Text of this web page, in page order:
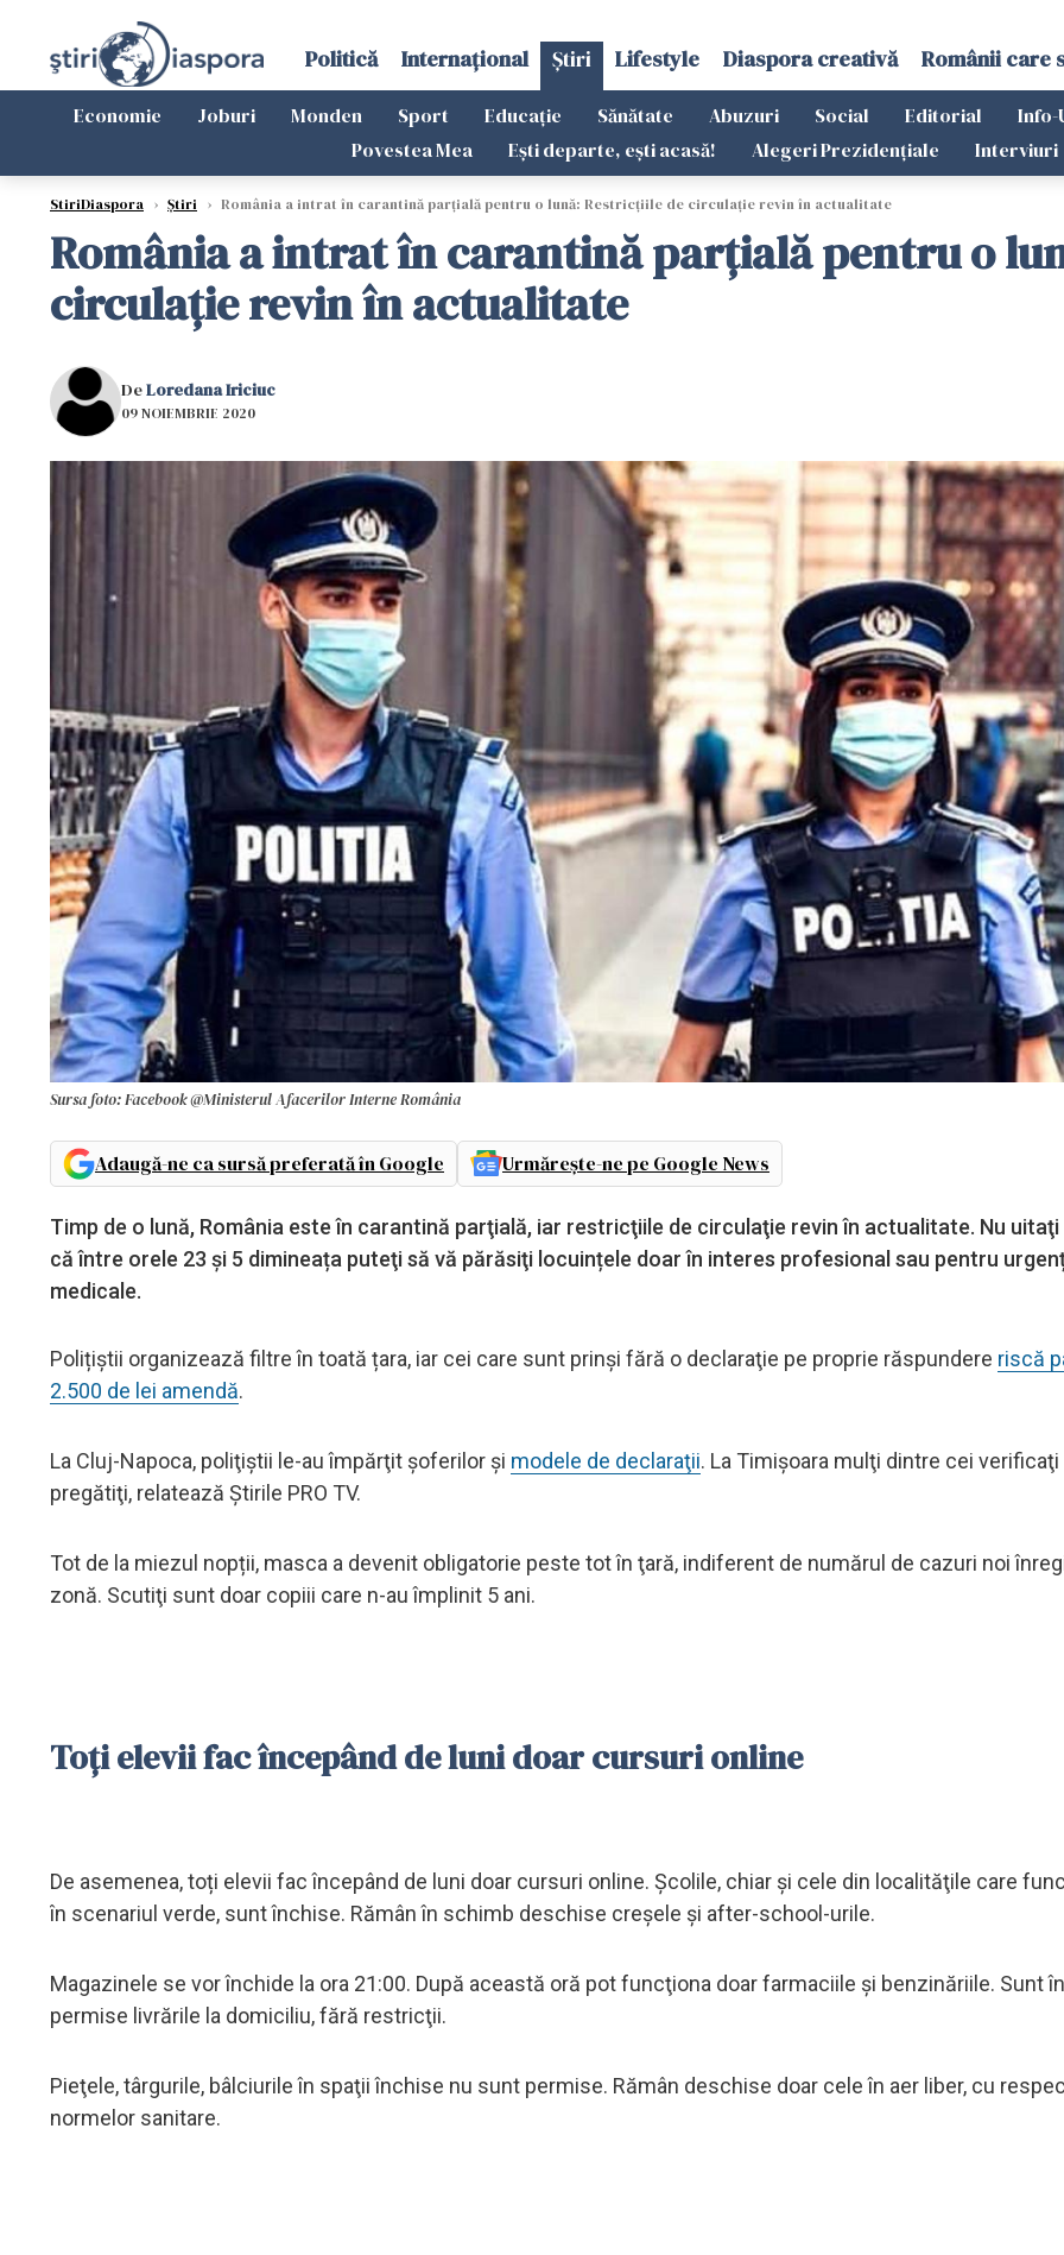
Politică Internațional Știri Lifestyle Diaspora creativă Românii care
Economie Joburi Monden Sport Educație Sănătate Abuzuri Social Editorial Info-
Povestea Mea
Ești departe, ești acasă! Alegeri Prezidențiale Interviuri
StiriDiaspora › Știri › România a intrat în carantină parțială pentru o lună: Restricţiile de circulaţie revin în actualitate
România a intrat în carantină parțială pentru o
circulaţie revin în actualitate
DeLoredana Iriciuc
09 NOIEMBRIE 2020
Sursa foto: Facebook @Ministerul Afacerilor Interne România
Adaugă-ne ca sursă preferată în Google Urmărește-ne pe Google News
Timp de o lună, România este în carantină parţială, iar restricţiile de circulaţie revin în actualitate. Nu uitaţi
că între orele 23 și 5 dimineața puteţi să vă părăsiţi locuințele doar în interes profesional sau pentru
medicale.
Polițiștii organizează filtre în toată țara, iar cei care sunt prinși fără o declaraţie pe proprie răspundere riscă
2.500 de lei amendă.
La Cluj-Napoca, poliţiştii le-au împărţit şoferilor şi modele de declaraţii. La Timişoara mulţi dintre cei verificaţi
pregătiţi, relatează Știrile PRO TV.
Tot de la miezul nopții, masca a devenit obligatorie peste tot în ţară, indiferent de numărul de cazuri noi
zonă. Scutiţi sunt doar copiii care n-au împlinit 5 ani.
Toți elevii fac începând de luni doar cursuri online
De asemenea, toți elevii fac începând de luni doar cursuri online. Şcolile, chiar şi cele din localităţile care
în scenariul verde, sunt închise. Rămân în schimb deschise creşele şi after-school-urile.
Magazinele se vor închide la ora 21:00. După această oră pot funcţiona doar farmaciile şi benzinăriile. Sunt
permise livrările la domiciliu, fără restricţii.
Pieţele, târgurile, bâlciurile în spaţii închise nu sunt permise. Rămân deschise doar cele în aer liber, cu
normelor sanitare.